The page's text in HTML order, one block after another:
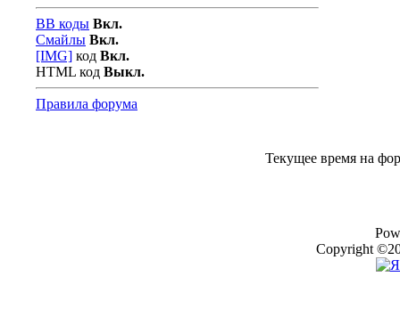
BB коды Вкл.
Смайлы Вкл.
[IMG] код Вкл.
HTML код Выкл.
Правила форума
Текущее время на
Copyright